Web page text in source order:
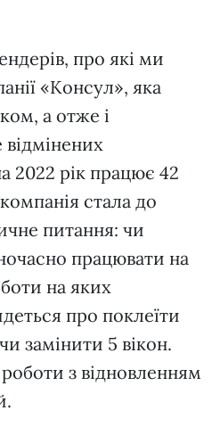
про які ми
«Консул», яка
а отже і
2022 рік працює 42
стала до
питання: чи
працювати на
на яких
про поклеїти
замінити 5 вікон.
з відновленням